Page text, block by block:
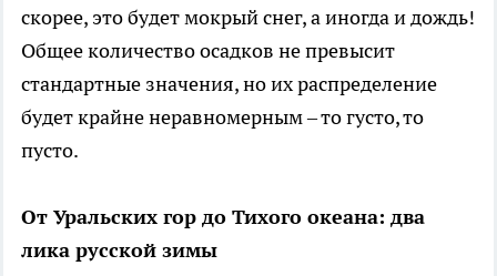
скорее, это будет мокрый снег, а иногда и дождь!
Общее количество осадков не превысит
стандартные значения, но их распределение
будет крайне неравномерным – то густо, то
пусто.
От Уральских гор до Тихого океана: два
лика русской зимы